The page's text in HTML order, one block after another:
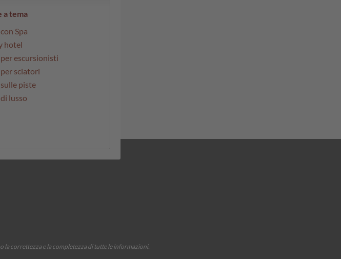
a tema
Spa
hotel
escursionisti
sciatori
piste
lusso
correttezza e la completezza di tutte le informazioni.